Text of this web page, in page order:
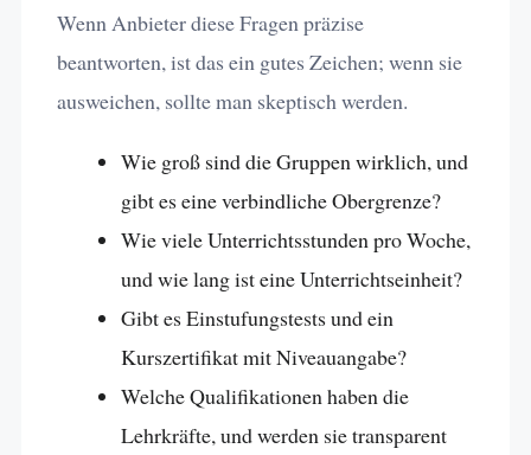
Wenn Anbieter diese Fragen präzise
beantworten, ist das ein gutes Zeichen; wenn sie
ausweichen, sollte man skeptisch werden.
Wie groß sind die Gruppen wirklich, und
gibt es eine verbindliche Obergrenze?
Wie viele Unterrichtsstunden pro Woche,
und wie lang ist eine Unterrichtseinheit?
Gibt es Einstufungstests und ein
Kurszertifikat mit Niveauangabe?
Welche Qualifikationen haben die
Lehrkräfte, und werden sie transparent